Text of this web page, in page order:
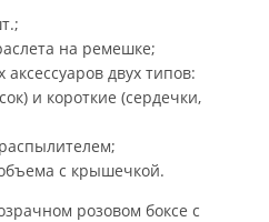
на ремешке;
двух типов:
и короткие (сердечки,
с крышечкой.
розовом боксе с